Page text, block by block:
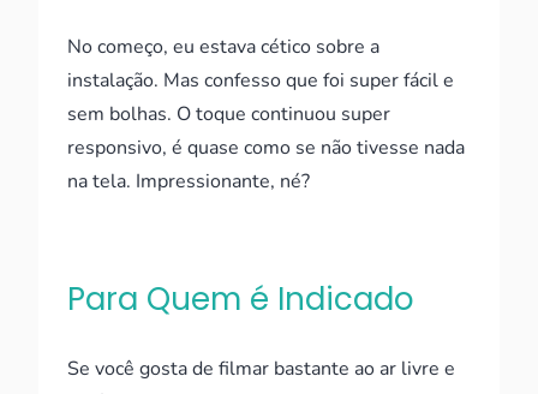
No começo, eu estava cético sobre a
instalação. Mas confesso que foi super fácil e
sem bolhas. O toque continuou super
responsivo, é quase como se não tivesse nada
na tela. Impressionante, né?
Para Quem é Indicado
Se você gosta de filmar bastante ao ar livre e